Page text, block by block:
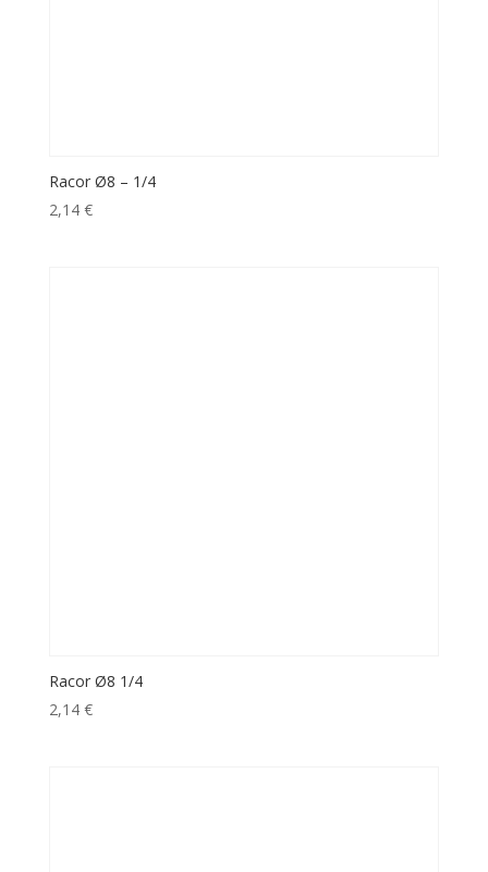
Racor Ø8 – 1/4
2,14 €
Racor Ø8 1/4
2,14 €